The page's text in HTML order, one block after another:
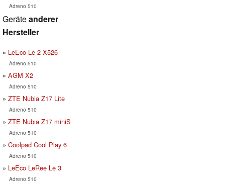
Adreno 510
Geräteanderer
Hersteller
LeEco Le 2 X526
Adreno 510
AGM X2
Adreno 510
ZTE Nubia Z17 Lite
Adreno 510
ZTE Nubia Z17 miniS
Adreno 510
Coolpad Cool Play 6
Adreno 510
LeEco LeRee Le 3
Adreno 510